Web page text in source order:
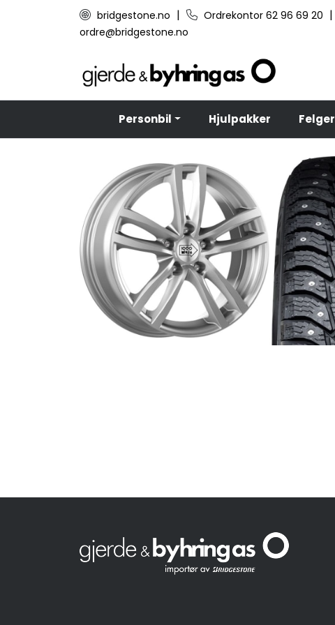
Skip to main contentbridgestone.no | Ordrekontor 62 96 69 20 |
ordre@bridgestone.no
Personbil Hjulpakker Felger